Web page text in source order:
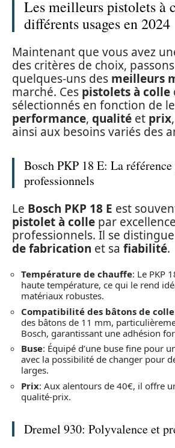
Les meilleurs pistolets à
différents usages en 2024
Maintenant que vous avez
des critères de choix,
quelques-uns des meilleurs
marché. Ces pistolets à colle
sélectionnés en fonction de
performance, qualité et prix
ainsi aux besoins variés des
Bosch PKP 18 E: La
professionnels
Le Bosch PKP 18 E est
pistolet à colle par
professionnels. Il se
de fabrication et sa fiabilité.
Température de chauffe: Le PKP
haute température, ce qui le rend
matériaux robustes.
Compatibilité des bâtons de colle
des bâtons de 11 mm,
Bosch, garantissant une adhésion
Buse: Équipé d’une buse fine pour
avec la possibilité de changer pour
larges.
Prix: Aux alentours de 40€, il offre
qualité-prix.
Dremel 930: Polyvalence et